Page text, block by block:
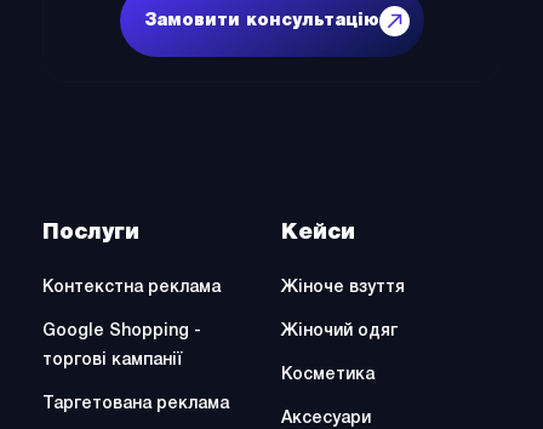
Послуги
Контекстна реклама
Google Shopping -
торгові кампанії
Таргетована реклама
Кейси
Жіноче взуття
Жіночий одяг
Косметика
Аксесуари